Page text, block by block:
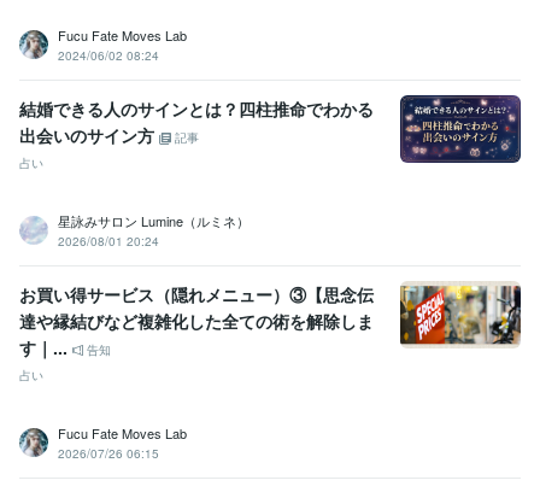
Fucu Fate Moves Lab
2024/06/02 08:24
結婚できる人のサインとは？四柱推命でわかる
出会いのサイン方
記事
占い
星詠みサロン Lumine（ルミネ）
2026/08/01 20:24
お買い得サービス（隠れメニュー）③【思念伝
達や縁結びなど複雑化した全ての術を解除しま
す｜...
告知
占い
Fucu Fate Moves Lab
2026/07/26 06:15